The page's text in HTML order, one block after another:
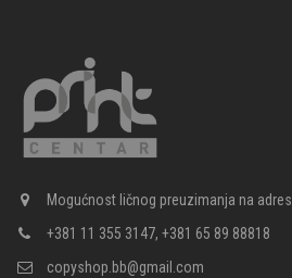
Mogućnost ličnog preuzimanja na
+381 11 355 3147, +381 65 89 88818
copyshop.bb@gmail.com